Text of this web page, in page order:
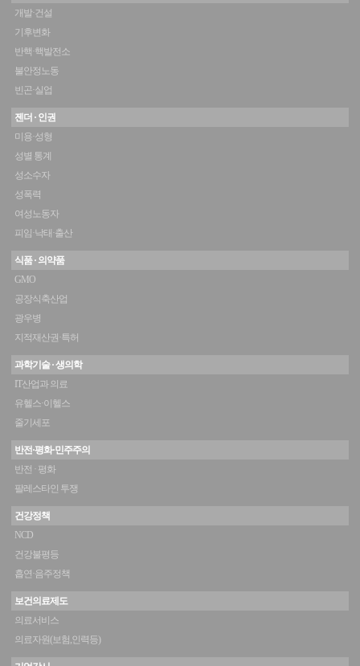
개발·건설
기후변화
반핵·핵발전소
불안정노동
빈곤·실업
젠더 · 인권
미용·성형
성별 통계
성소수자
성폭력
여성노동자
피임·낙태·출산
식품 · 의약품
GMO
공장식축산업
광우병
지적재산권·특허
과학기술 · 생의학
IT산업과 의료
유헬스·이헬스
줄기세포
반전·평화·민주주의
반전 · 평화
팔레스타인 투쟁
건강정책
NCD
건강불평등
흡연·음주정책
보건의료제도
의료서비스
의료자원(보험,인력등)